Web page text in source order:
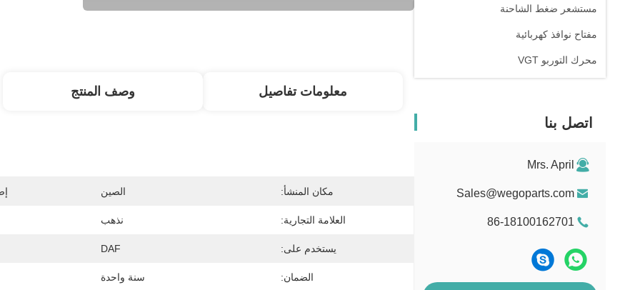
مستشعر ضغط الشاحنة
مفتاح نوافذ كهربائية
محرك التوربو VGT
اتصل بنا
Mrs. April
Sales@wegoparts.com
86-18100162701
معلومات تفاصيل وصف المنتج
مكان المنشأ: الصين
العلامة التجارية: نذهب
يستخدم على: DAF
الضمان: سنة واحدة